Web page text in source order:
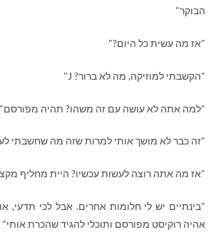
הבוקר"
"אז מה עשית כל היום?"
"הקשבתי למוזיקה, מה לא ברור? J
"
"למה אתה לא עושה עם זה משהו? תהיה מפורסם"
"זה כבר לא מושך אותי למרות שזה מה שחשבתי
"אז מה אתה רוצה לעשות עכשיו? היית מחליף
"בינתיים יש לי חלומות אחרים. אבל לכי תדעי,
אהיה רוקיסט מפורסם ותוכלי להגיד שהכרת אותי"